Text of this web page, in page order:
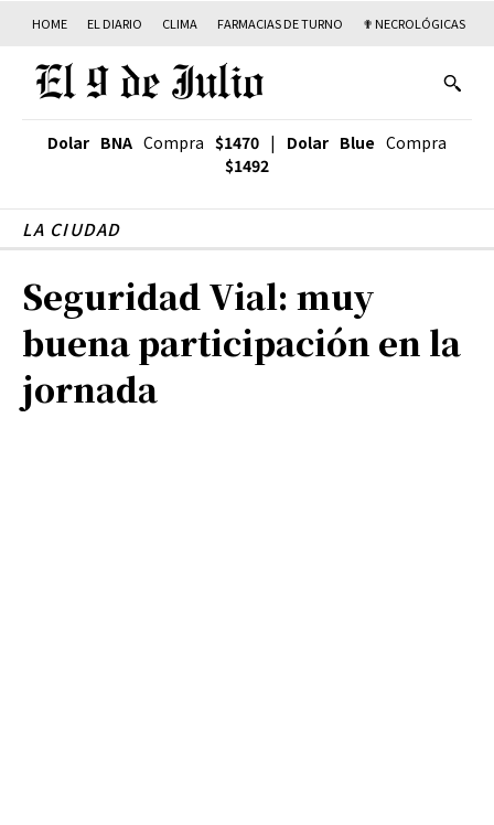
HOME EL DIARIO CLIMA FARMACIAS DE TURNO ✟ NECROLÓGICAS
Dolar BNA Compra $1470 | Dolar Blue Compra
$1492
LA CIUDAD
Seguridad Vial: muy
buena participación en la
jornada